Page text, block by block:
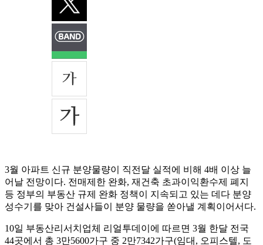
3월 아파트 신규 분양물량이 직전달 실적에 비해 4배 이상 늘
어날 전망이다. 전매제한 완화, 재건축 초과이익환수제 폐지
등 정부의 부동산 규제 완화 정책이 지속되고 있는 데다 분양
성수기를 맞아 건설사들이 분양 물량을 쏟아낼 계획이어서다.
10일 부동산리서치업체 리얼투데이에 따르면 3월 한달 전국
44곳에서 총 3만5600가구 중 2만7342가구(임대, 오피스텔, 도